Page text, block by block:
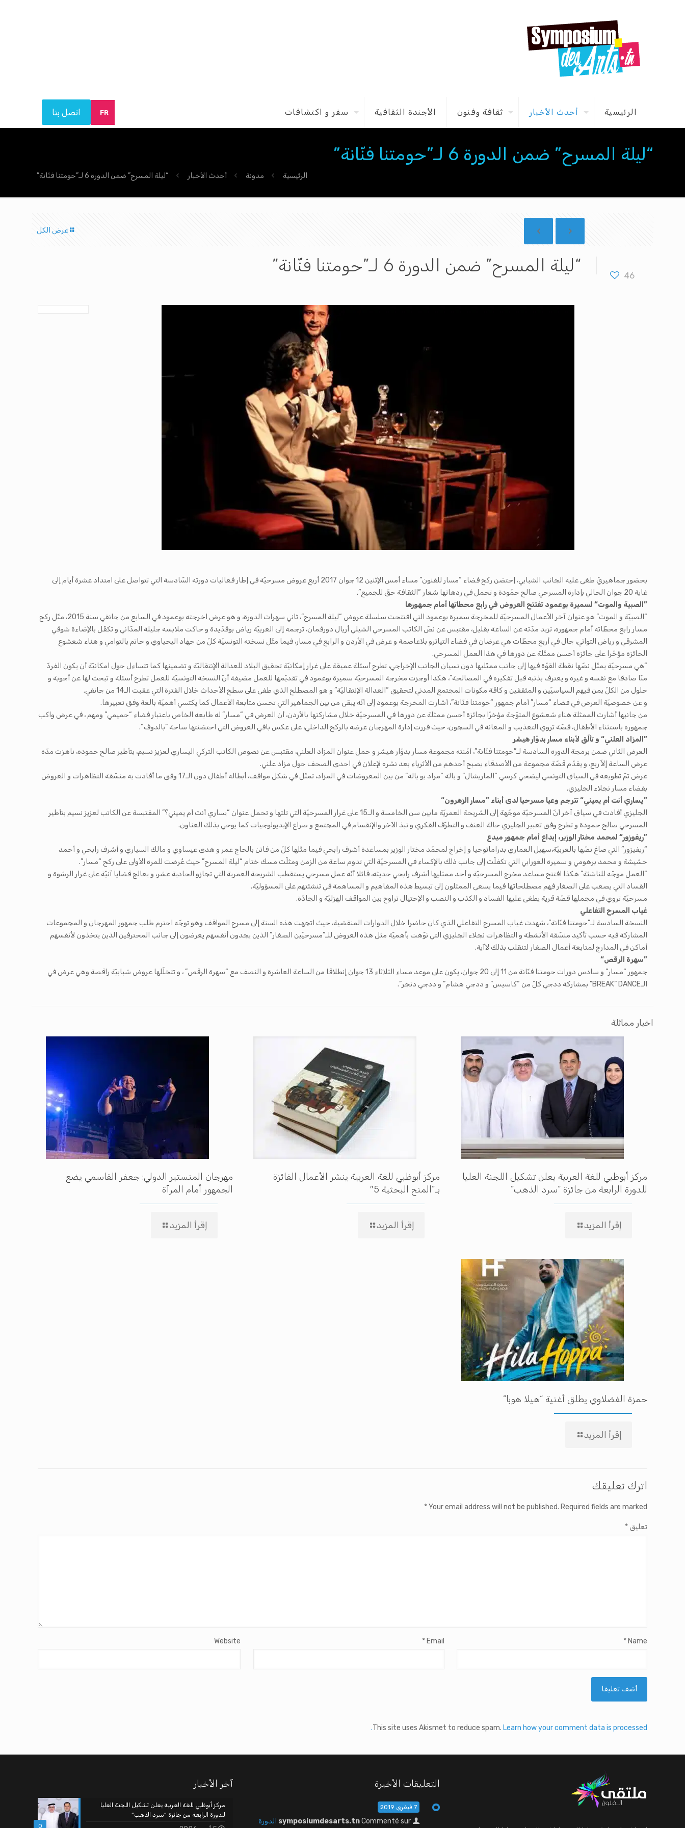
الرئيسية أحدث الأخبار ثقافة وفنون الأجندة الثقافية سفر و اكتشافات FR اتصل بنا
“ليلة المسرح” ضمن الدورة 6 لـ”حومتنا فنّانة”
الرئيسية مدونة أحدث الأخبار “ليلة المسرح” ضمن الدورة 6 لـ”حومتنا فنّانة”
عرض الكل
46 “ليلة المسرح” ضمن الدورة 6 لـ”حومتنا فنّانة”
بحضور جماهيريّ طغى عليه الجانب الشبابي، إحتضن ركح فضاء “مسار للفنون” مساء أمس الإثنين 12 جوان 2017 أربع عروض مسرحيّة في إطار فعاليات دورته السّادسة التي تتواصل على امتداد عشرة أيام إلى
غاية 20 جوان الحالي بإدارة المسرحي صالح حمّودة و تحمل في ردهاتها شعار “الثقافة حقّ للجميع”.
”الصبية والموت“ لسميرة بوعمود تفتتح العروض في رابع محطاتها أمام جمهورها
“الصبيّة و الموت” هو عنوان آخر الأعمال المسرحيّة للمخرجة سميرة بوعمود التي افتتحت سلسلة عروض “ليلة المسرح”، ثاني سهرات الدورة، و هو عرض اخرجته بوعمود في السابع من جانفي سنة 2015، مثّل ركح
مسار رابع محطّاته أمام جمهوره، تزيد مدّته عن الساعة بقليل، مقتبس عن نصّ الكاتب المسرحي الشيلي أريال دورفمان، ترجمه إلى العربيّة رياض بوقدّيدة و حاكت ملابسه جليلة المدّاني و تكفّل بالإضاءة شوقي
المشرقي و رياض التواتي، جال في أربع محطّات هي عرضان في فضاء التياترو بلاعاصمة و عرض في الأردن و الرابع في مسار، فيما مثّل نسخته التونسيّة كلّ من جهاد اليحياوي و حاتم بالتوامي و هناء شعشوع
الحائزة مؤخّرا على جائزة أحسن ممثّلة عن دورها في هذا العمل المسرحي.
“هي مسرحيّة يمثّل نصّها نقطة القوّة فيها إلى جانب ممثّليها دون نسيان الجانب الإخراجي، تطرح أسئلة عميقة على غرار إمكانيّة تحقيق البلاد للعدالة الإنتقاليّة و تضمينها كما تتساءل حول امكانيّة أن يكون الفردّ
منّا صادقا مع نفسه و غيره و يعترف بذنبه قبل تفكيره في المصالحة”، هكذا أوجزت مخرجة المسرحيّة سميرة بوعمود في تقديّمها للعمل مضيفة أنّ النسخة التونسيّة للعمل تطرح أسئلة و تبحث لها عن أجوبة و
حلول من الكلّ بمن فيهم السياسيّين و المثقفين و كافّة مكونات المجتمع المدني لتحقيق “العدالة الإنتقاليّة” و هو المصطلح الذي طفى على سطح الأحداث خلال الفترة التي عقبت الـ14 من جانفي.
و عن خصوصيّة العرض في فضاء “مسار” أمام جمهور “حومتنا فنّانة”، أشارت المخرجة بوعمود إلى أنّه يبقى من بين الجماهير التي تحسن متابعة الأعمال كما يكتسي أهميّة بالغة وفق تعبيرها.
من جانبها أشارت الممثلة هناء شعشوع المتوّجة مؤخرّا بجائزة أحسن ممثلة عن دورها في المسرحيّة خلال مشاركتها بالأردن، أن العرض في “مسار” له طابعه الخاص باعتبار فضاء “حميمي” ومهم ، في عرض واكب
جمهوره باستثناء الأطفال، قصّة تروي التعذيب و المعانة في السجون، حيث قررت إدارة المهرجان عرضه بالركح الداخلي، على عكس باقي العروض التي احتضنتها ساحة ”بالدوف“.
”المزاد العلني“ و تألّق لأبناء مسار بدوّار هيشر
العرض الثاني ضمن برمجة الدورة السادسة لـ”حومتنا فنّانة”، أمّنته مجموعة مسار بدوّار هيشر و حمل عنوان المزاد العلني، مقتبس عن نصوص الكاتب التركي اليساري لعزيز نسيم، بتأطير صالح حمودة، ناهزت مدّة
عرض الساعة إلاّ ربع، و يقدّم قصّة مجموعة من الأصدقاء يصبح أحدهم من الأثرياء بعد نشره لإعلان في احدى الصحف حول مزاد علني.
عرض تمّ تطويعه في السياق التونسي ليضحي كرسي “الماريشال” و بالة “مراد بو بالة” من بين المعروضات في المزاد، تمثّل في شكل مواقف، أبطاله أطفال دون الـ17 وفق ما أفادت به منسّقة التظاهرات و العروض
بفضاء مسار نجلاء الجليزي.
”يساري أنت أم يميني“ تترجم وعيا مسرحيا لدى أبناء ”مسار الزهرون“
الجليزي أفادت في سياق آخر أنّ المسرحيّة موجّهة إلى الشريحة العمريّة مابين سن الخامسة و الـ15 على غرار المسرحيّة التي تلتها و تحمل عنوان “يساري أنت أم يميني؟” المقتبسة عن الكاتب لعزيز نسيم بتأطير
المسرحي صالح حمودة و تطرح وفق تعبير الجليزي حالة العنف و التطرّف الفكري و نبذ الآخر والإنقسام في المجتمع و صراع الإيديولوجيات كما يوحي بذلك العناون.
”ريفوزور“ لمحمد مختار الوزير، إبداع أمام جمهور مبدع
“ريفيزور” التي صاغ نصّها بالعربيّة،سهيل العماري بدراماتوجيا و إخراج لمحمّد مختار الوزير بمساعدة أشرف رابحي فيما مثّلها كلّ من فاتن بالحاج عمر و هدى عيساوي و مالك السياري و أشرف رابحي و أحمد
حشيشة و محمد برهومي و سميرة الغورابي التي تكفلّت إلى جانب ذلك بالإكساء في المسرحيّة التي تدوم ساعة من الزمن ومثلّت مسك ختام “ليلة المسرح” حيث عُرضت للمرة الأولى على ركح “مسار”.
“العمل موجّه للناشئة” هكذا افتتح مساعد مخرج المسرحيّة و أحد ممثليها أشرف رابحي حديثه، قائلا أنّه عمل مسرحي يستقطب الشريحة العمرية التي تجازو الحادية عشر، و يعالج قضايا آنيّة على غرار الرشوة و
الفساد التي يصعب على الصغار فهم مصطلحاتها فيما يسعى الممثلون إلى تبسيط هذه المفاهيم و المساهمة في تنشئتهم على المسؤوليّة.
مسرحيّة تروي في مجملها قصّة قرية يطغى عليها الفساد و الكذب و النصب و الإحتيال تراوح بين المواقف الهزليّة و الجادّة.
غياب المسرح التفاعلي
النسخة السادسة لـ”حومتنا فنّانة”، شهدت غياب المسرح التفاعلي الذي كان حاضرا خلال الدوارات المنقضية، حيث اتجهت هذه السنة إلى مسرح المواقف وهو توجّه احترم طلب جمهور المهرجان و المجموعات
المشاركة فيه حسب تأكيد منسّقة الأنشطة و التظاهرات نجلاء الجليزي التي نوّهت بأهميّة مثل هذه العروض للـ”مسرحيّين الصغار” الذين يجدون أنفسهم يعرضون إلى جانب المحترفين الذين يتخذون لأنفسهم
أماكن في المدارج لمتابعة أعمال الصغار لتنقلب بذلك لاآية.
”سهرة الرقص“
جمهور “مسار” و سادس دورات حومتنا فنّانة من 11 إلى 20 جوان، يكون على موعد مساء الثلاثاء 13 جوان إنطلاقا من الساعة العاشرة و النصف مع “سهرة الرقص” ، و تتخلّلها عروض شبابيّة راقصة وهي عرض في
الـBREAK”DANCE” بمشاركة ددجي كلّ من “كاسيس” و ددجي هشام” و ددجي دنجر”.
اخبار مماثلة
مركز أبوظبي للغة العربية يعلن تشكيل اللجنة العليا
للدورة الرابعة من جائزة “سرد الذهب”
إقرأ المزيد
مركز أبوظبي للغة العربية ينشر الأعمال الفائزة
بـ”المنح البحثية 5″
إقرأ المزيد
مهرجان المنستير الدولي: جعفر القاسمي يضع
الجمهور أمام المرآة
إقرأ المزيد
حمزة الفضلاوي يطلق أغنية “هيلا هوبا”
إقرأ المزيد
اترك تعليقك
Your email address will not be published. Required fields are marked
*
تعليق *
Name
*
Email
*
Website
This site uses Akismet to reduce spam. Learn how your comment data is processed.
التعليقات الأخيرة
7 فيفري 2019
symposiumdesarts.tnCommenté sur الدورة
آخر الأخبار
0
مركز أبوظبي للغة العربية يعلن تشكيل اللجنة العليا
للدورة الرابعة من جائزة “سرد الذهب”